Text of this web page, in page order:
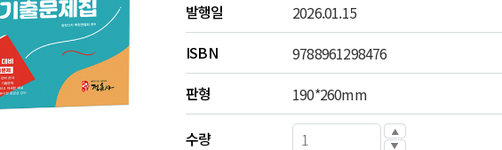
발행일
2026.01.15
ISBN
9788961298476
판형
190*260mm
수량